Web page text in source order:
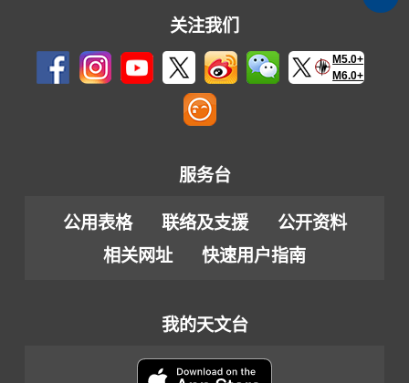
关注我们
M5.0+
M6.0+
服务台
公用表格 联络及支援
公开资料
相关网址
快速用户指南
我的天文台